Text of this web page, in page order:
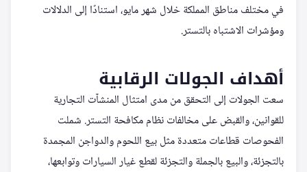
في مختلف مناطق المملكة خلال شهر مايو، استنادًا إلى الدلالات
ومؤشرات الاشتباه بالتستر.
أهداف الجولات الرقابية
سعت الجولات إلى التحقق من مدى امتثال المنشآت التجارية
للقوانين، والقبض على مخالفات نظام مكافحة التستر. شملت
الفحوصات قطاعات متعددة مثل بيع اللحوم والدواجن المجمدة
بالتجزئة، والبيع بالجملة والتجزئة لقطع غيار السيارات وتوابعها،